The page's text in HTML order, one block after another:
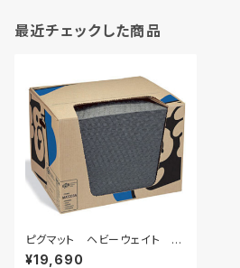
最近チェックした商品
ピグマット ヘビーウェイト 5
0枚入り
¥19,690